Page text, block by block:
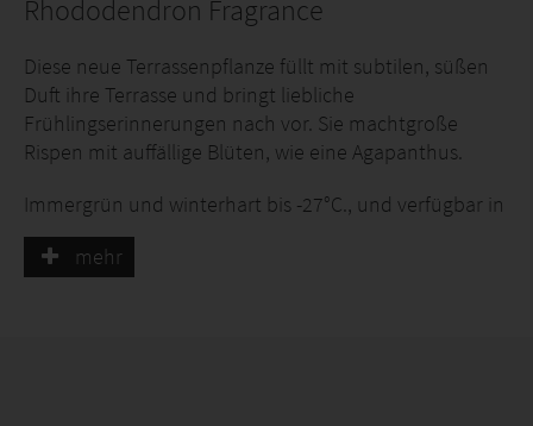
Rhododendron Fragrance
Diese neue Terrassenpflanze füllt mit subtilen, süßen
Duft ihre Terrasse und bringt liebliche
Frühlingserinnerungen nach vor. Sie machtgroße
Rispen mit auffällige Blüten, wie eine Agapanthus.
Immergrün und winterhart bis -27°C., und verfügbar in
das bessere Gartencenter.
T 19 cm Topf mit Dekoplastikcover.
mehr